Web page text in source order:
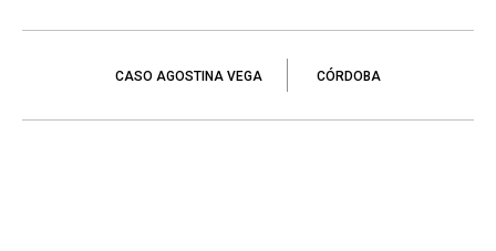
CASO AGOSTINA VEGA CÓRDOBA